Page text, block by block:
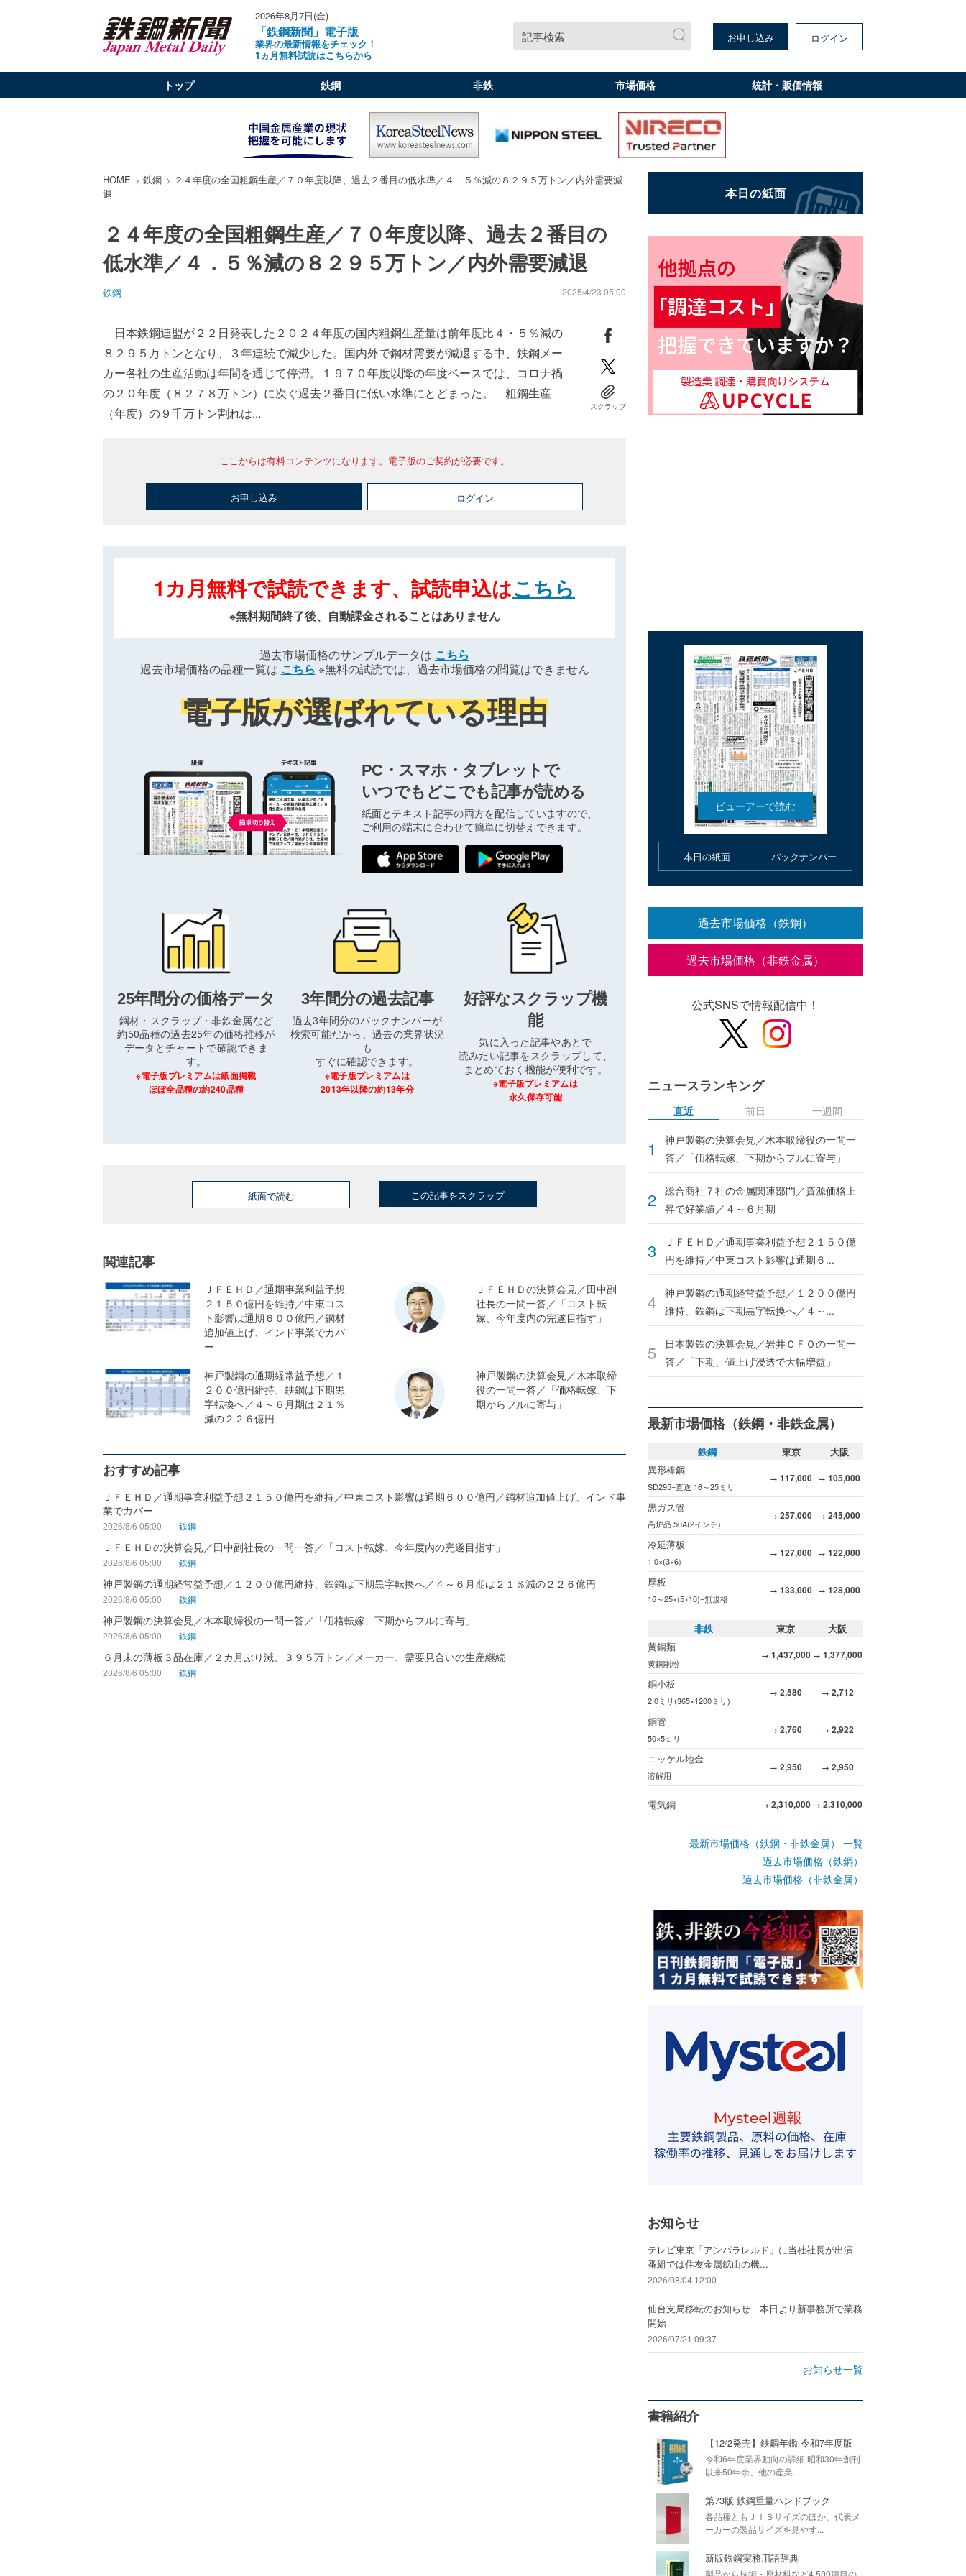
2026年8月7日(金)
「鉄鋼新聞」電子版
業界の最新情報をチェック！
1ヵ月無料試読はこちらから
記事検索 お申し込み ログイン
トップ 鉄鋼 非鉄 市場価格 統計・販価情報
HOME 鉄鋼
２４年度の全国粗鋼生産／７０年度以降、過去２番目の低水準／４．５％減の８２９５万トン／内外需要減
退
２４年度の全国粗鋼生産／７０年度以降、過去２番目の
低水準／４．５％減の８２９５万トン／内外需要減退
鉄鋼 2025/4/23 05:00
日本鉄鋼連盟が２２日発表した２０２４年度の国内粗鋼生産量は前年度比４・５％減の
８２９５万トンとなり、３年連続で減少した。国内外で鋼材需要が減退する中、鉄鋼メー
カー各社の生産活動は年間を通じて停滞。１９７０年度以降の年度ベースでは、コロナ禍
の２０年度（８２７８万トン）に次ぐ過去２番目に低い水準にとどまった。 粗鋼生産
（年度）の９千万トン割れは...
スクラップ
ここからは有料コンテンツになります。電子版のご契約が必要です。
お申し込み ログイン
1カ月無料で試読できます、試読申込はこちら
※無料期間終了後、自動課金されることはありません
過去市場価格のサンプルデータは こちら
過去市場価格の品種一覧は こちら ※無料の試読では、過去市場価格の閲覧はできません
電子版が選ばれている理由
PC・スマホ・タブレットで
いつでもどこでも記事が読める
紙面とテキスト記事の両方を配信していますので、
ご利用の端末に合わせて簡単に切替えできます。
25年間分の価格データ
鋼材・スクラップ・非鉄金属など
約50品種の過去25年の価格推移が
データとチャートで確認できま
す。
※電子版プレミアムは紙面掲載
ほぼ全品種の約240品種
3年間分の過去記事
過去3年間分のバックナンバーが
検索可能だから、過去の業界状況
も
すぐに確認できます。
※電子版プレミアムは
2013年以降の約13年分
好評なスクラップ機
能
気に入った記事やあとで
読みたい記事をスクラップして、
まとめておく機能が便利です。
※電子版プレミアムは
永久保存可能
紙面で読む この記事をスクラップ
関連記事
ＪＦＥＨＤ／通期事業利益予想
２１５０億円を維持／中東コス
ト影響は通期６００億円／鋼材
追加値上げ、インド事業でカバ
ー
ＪＦＥＨＤの決算会見／田中副
社長の一問一答／「コスト転
嫁、今年度内の完遂目指す」
神戸製鋼の通期経常益予想／１
２００億円維持、鉄鋼は下期黒
字転換へ／４～６月期は２１％
減の２２６億円
神戸製鋼の決算会見／木本取締
役の一問一答／「価格転嫁、下
期からフルに寄与」
おすすめ記事
ＪＦＥＨＤ／通期事業利益予想２１５０億円を維持／中東コスト影響は通期６００億円／鋼材追加値上げ、インド事
業でカバー
2026/8/6 05:00 鉄鋼
ＪＦＥＨＤの決算会見／田中副社長の一問一答／「コスト転嫁、今年度内の完遂目指す」
2026/8/6 05:00 鉄鋼
神戸製鋼の通期経常益予想／１２００億円維持、鉄鋼は下期黒字転換へ／４～６月期は２１％減の２２６億円
2026/8/6 05:00 鉄鋼
神戸製鋼の決算会見／木本取締役の一問一答／「価格転嫁、下期からフルに寄与」
2026/8/6 05:00 鉄鋼
６月末の薄板３品在庫／２カ月ぶり減、３９５万トン／メーカー、需要見合いの生産継続
2026/8/6 05:00 鉄鋼
本日の紙面 バックナンバー
過去市場価格（鉄鋼）
過去市場価格（非鉄金属）
公式SNSで情報配信中！
ニュースランキング
直近
神戸製鋼の決算会見／木本取締役の一問一
答／「価格転嫁、下期からフルに寄与」
総合商社７社の金属関連部門／資源価格上
昇で好業績／４～６月期
ＪＦＥＨＤ／通期事業利益予想２１５０億
円を維持／中東コスト影響は通期６...
神戸製鋼の通期経常益予想／１２００億円
維持、鉄鋼は下期黒字転換へ／４～...
日本製鉄の決算会見／岩井ＣＦＯの一問一
答／「下期、値上げ浸透で大幅増益」
前日 一週間
最新市場価格（鉄鋼・非鉄金属）
鉄鋼 東京
大阪
異形棒鋼
SD295=直送 16～25ミリ
→ 117,000 → 105,000
黒ガス管
高炉品 50A(2インチ)
→ 257,000 → 245,000
冷延薄板
1.0×(3×6)
→ 127,000 → 122,000
厚板
16～25×(5×10)=無規格
→ 133,000 → 128,000
非鉄 東京
大阪
黄銅類
黄銅削粉
→ 1,437,000 → 1,377,000
銅小板
2.0ミリ(365×1200ミリ)
→ 2,580 → 2,712
銅管
50×5ミリ
→ 2,760 → 2,922
ニッケル地金
溶解用
→ 2,950 → 2,950
電気銅 → 2,310,000 → 2,310,000
最新市場価格（鉄鋼・非鉄金属） 一覧
過去市場価格（鉄鋼）
過去市場価格（非鉄金属）
お知らせ
テレビ東京「アンパラレルド」に当社社長が出演
番組では住友金属鉱山の機...
2026/08/04 12:00
仙台支局移転のお知らせ 本日より新事務所で業務
開始
2026/07/21 09:37
お知らせ一覧
書籍紹介
【12/2発売】鉄鋼年鑑 令和7年度版
令和6年度業界動向の詳細 昭和30年創刊
以来50年余、他の産業...
第73版 鉄鋼重量ハンドブック
各品種ともＪＩＳサイズのほか、代表メ
ーカーの製品サイズを見やす...
新版鉄鋼実務用語辞典
製品から技術・原材料など4,500項目の